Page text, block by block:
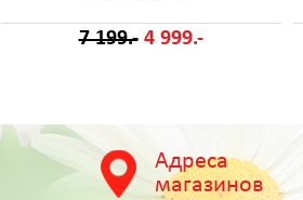
7 199.- 4 999.-
Адреса
магазинов